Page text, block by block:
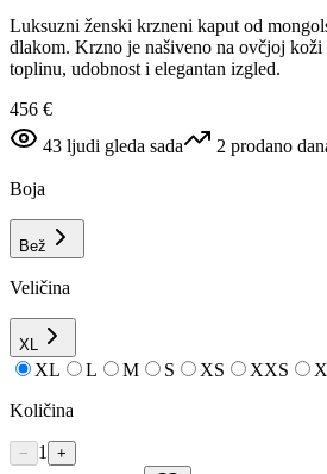
Luksuzni ženski krzneni kaput od
dlakom. Krzno je našiveno na ovčjoj koži
toplinu, udobnost i elegantan izgled.
456 €
43 ljudi gleda sada 2 prodano
Boja
Bež
Veličina
XL
XL L M S XS XXS
Količina
− 1 +